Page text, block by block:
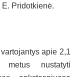
E. Pridotkienė.
apie 2,1
metus nustatyti